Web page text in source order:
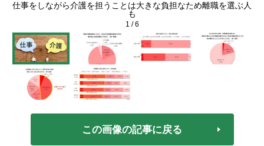
仕事をしながら介護を担うことは大きな負担なため離職を選ぶ人
も
1 /6
この画像の記事に戻る